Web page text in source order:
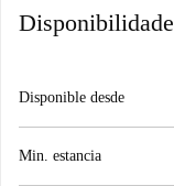
Disponible desde
Min. estancia